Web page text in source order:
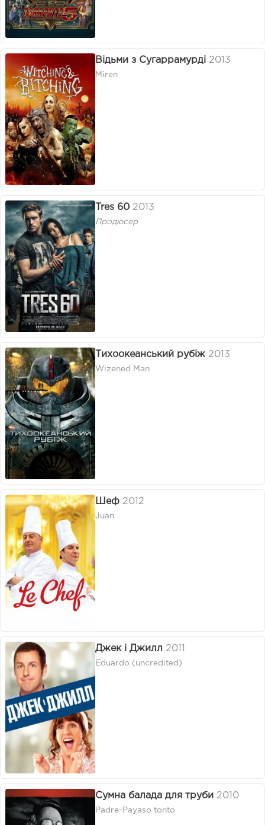
Відьми з Сугаррамурді 2013
Miren
Tres 60 2013
Продюсер
Тихоокеанський рубіж 2013
Wizened Man
Шеф 2012
Juan
Джек і Джилл 2011
Eduardo (uncredited)
Сумна балада для труби 2010
Padre-Payaso tonto